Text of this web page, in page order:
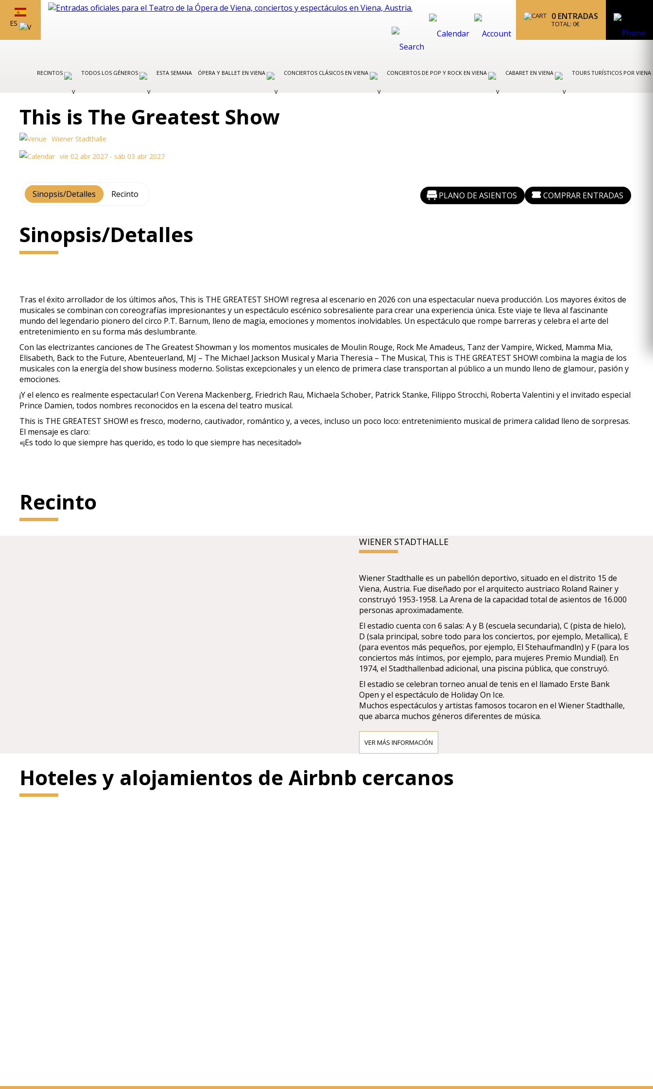
ES
0 ENTRADAS
TOTAL: 0€
RECINTOS TODOS LOS GÉNEROS ESTA SEMANA ÓPERA Y BALLET EN VIENA CONCIERTOS CLÁSICOS EN VIENA CONCIERTOS DE POP Y ROCK EN VIENA CABARET EN VIENA TOURS TURÍSTICOS POR VIENA
This is The Greatest Show
Wiener Stadthalle
vie 02 abr 2027 - sáb 03 abr 2027
Sinopsis/Detalles Recinto PLANO DE ASIENTOS COMPRAR ENTRADAS
Sinopsis/Detalles
Tras el éxito arrollador de los últimos años, This is THE GREATEST SHOW! regresa al escenario en 2026 con una espectacular nueva producción. Los mayores éxitos de
musicales se combinan con coreografías impresionantes y un espectáculo escénico sobresaliente para crear una experiencia única. Este viaje te lleva al fascinante
mundo del legendario pionero del circo P.T. Barnum, lleno de magia, emociones y momentos inolvidables. Un espectáculo que rompe barreras y celebra el arte del
entretenimiento en su forma más deslumbrante.
Con las electrizantes canciones de The Greatest Showman y los momentos musicales de Moulin Rouge, Rock Me Amadeus, Tanz der Vampire, Wicked, Mamma Mia,
Elisabeth, Back to the Future, Abenteuerland, MJ – The Michael Jackson Musical y Maria Theresia – The Musical, This is THE GREATEST SHOW! combina la magia de los
musicales con la energía del show business moderno. Solistas excepcionales y un elenco de primera clase transportan al público a un mundo lleno de glamour, pasión y
emociones.
¡Y el elenco es realmente espectacular! Con Verena Mackenberg, Friedrich Rau, Michaela Schober, Patrick Stanke, Filippo Strocchi, Roberta Valentini y el invitado especial
Prince Damien, todos nombres reconocidos en la escena del teatro musical.
This is THE GREATEST SHOW! es fresco, moderno, cautivador, romántico y, a veces, incluso un poco loco: entretenimiento musical de primera calidad lleno de sorpresas.
El mensaje es claro:
«¡Es todo lo que siempre has querido, es todo lo que siempre has necesitado!»
Recinto
WIENER STADTHALLE
Wiener Stadthalle es un pabellón deportivo, situado en el distrito 15 de
Viena, Austria. Fue diseñado por el arquitecto austriaco Roland Rainer y
construyó 1953-1958. La Arena de la capacidad total de asientos de 16.000
personas aproximadamente.
El estadio cuenta con 6 salas: A y B (escuela secundaria), C (pista de hielo),
D (sala principal, sobre todo para los conciertos, por ejemplo, Metallica), E
(para eventos más pequeños, por ejemplo, El Stehaufmandln) y F (para los
conciertos más íntimos, por ejemplo, para mujeres Premio Mundial). En
1974, el Stadthallenbad adicional, una piscina pública, que construyó.
El estadio se celebran torneo anual de tenis en el llamado Erste Bank
Open y el espectáculo de Holiday On Ice.
Muchos espectáculos y artistas famosos tocaron en el Wiener Stadthalle,
que abarca muchos géneros diferentes de música.
VER MÁS INFORMACIÓN
Hoteles y alojamientos de Airbnb cercanos